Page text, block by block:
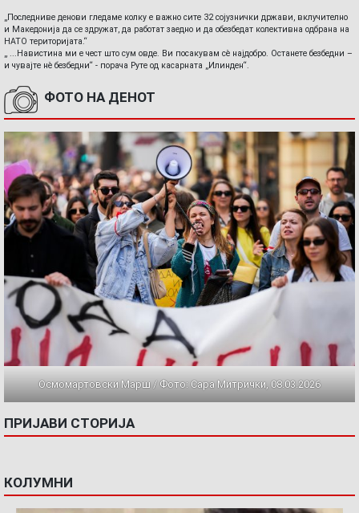
„Последниве денови гледаме колку е важно сите 32 сојузнички држави, вклучително
и Македонија да се здружат, да работат заедно и да обезбедат колективна одбрана на
НАТО територијата.“
„ ...Навистина ми е чест што сум овде. Ви посакувам сè најдобро. Останете безбедни –
и чувајте нè безбедни“ - порача Руте од касарната „Илинден“.
ФОТО НА ДЕНОТ
Осмомартовски Марш / Фото: Сара Митрички, 08.03.2026
ПРИЈАВИ СТОРИЈА
КОЛУМНИ